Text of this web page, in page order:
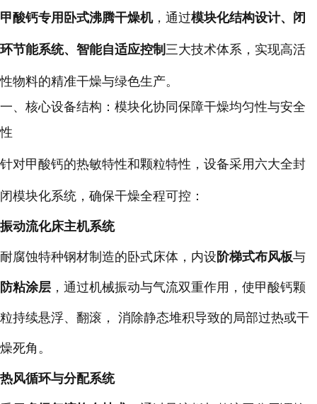
甲酸钙专用卧式沸腾干燥机，通过模块化结构设计、闭
环节能系统、智能自适应控制 三大技术体系，实现高活
性物料的精准干燥与绿色生产。
一、核心设备结构：模块化协同保障干燥均匀性与安全
性
针对甲酸钙的热敏特性和颗粒特性，设备采用六大全封
闭模块化系统，确保干燥全程可控：
振动流化床主机系统
耐腐蚀特种钢材制造的卧式床体，内设 阶梯式布风板与
防粘涂层 ，通过机械振动与气流双重作用，使甲酸钙颗
粒持续悬浮、翻滚， 消除静态堆积导致的局部过热或干
燥死角。
热风循环与分配系统